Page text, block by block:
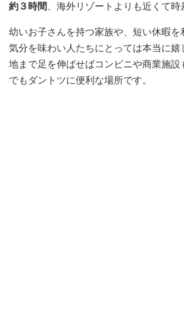
約３時間
、海外リゾートよりも近くて時
幼いお子さんを持つ家族や、短い休暇を
気分を味わい人たちにとっては本当に嬉
地まで足を伸ばせばコンビニや商業施設
でもダントツに便利な場所です。